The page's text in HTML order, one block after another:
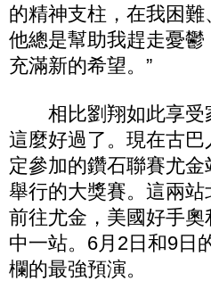
的精神支柱， 在我困難
他總是幫助我趕走憂鬱
充滿新的希望。”
相比劉翔如此享受
這麼好過了。現在古
定參加的鑽石聯賽尤
舉行的大獎賽。這兩
前往尤金，美國好手奧
中一站。6月2日和9日
欄的最強預演。